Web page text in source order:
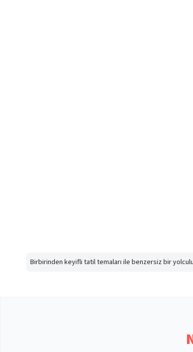
Birbirinden keyifli tatil temaları ile benzersiz bir